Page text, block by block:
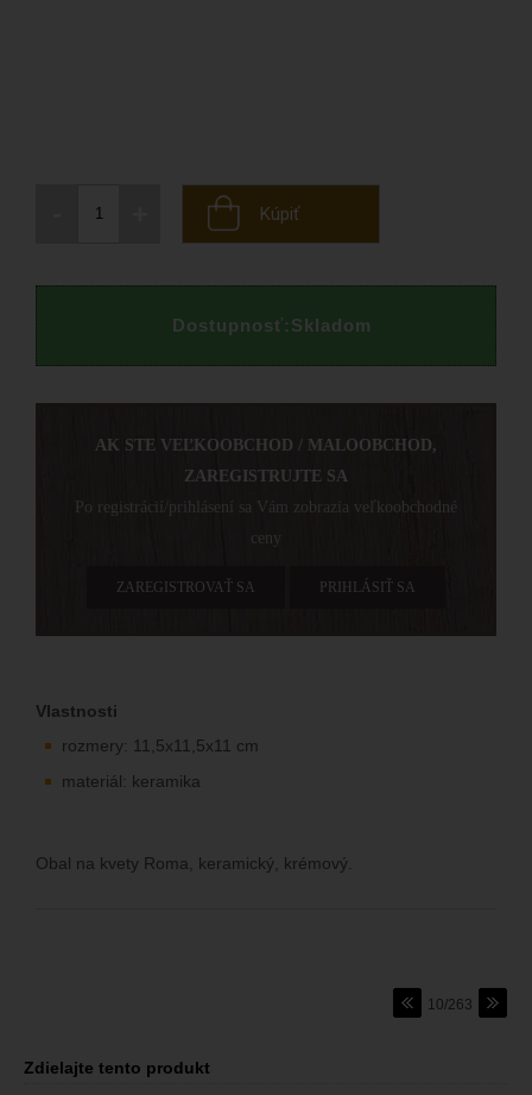
Kúpiť
Dostupnosť: Skladom
AK STE VEĽKOOBCHOD / MALOOBCHOD,
ZAREGISTRUJTE SA
Po registrácií/prihlásení sa Vám zobrazia veľkoobchodné
ceny
ZAREGISTROVAŤ SA PRIHLÁSIŤ SA
Vlastnosti
rozmery: 11,5x11,5x11 cm
materiál: keramika
Obal na kvety Roma, keramický, krémový.
10/263
Zdielajte tento produkt